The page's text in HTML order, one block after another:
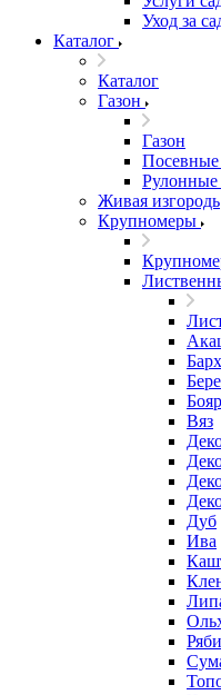
Уход за
Каталог
Каталог
Газон
Газон
Посевные
Рулонные
Живая изгородь
Крупномеры
Вяз
Дуб
Ива